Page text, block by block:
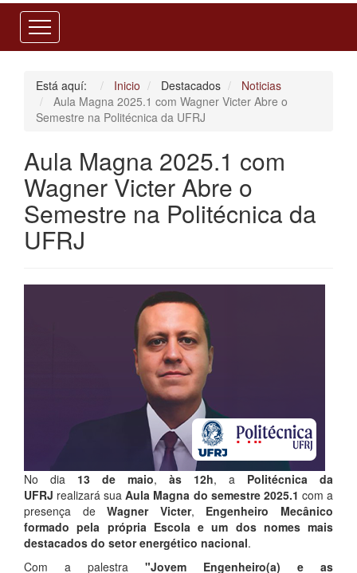
Está aquí: Inicio Destacados
Noticias
Aula Magna 2025.1 com Wagner Victer Abre o
Semestre na Politécnica da UFRJ
Aula Magna 2025.1 com
Wagner Victer Abre o
Semestre na Politécnica da
UFRJ
No dia 13 de maio, às 12h, a Politécnica da
UFRJ realizará suaAula Magna do semestre 2025.1 com a
presença deWagner Victer, Engenheiro Mecânico
formado pela própria Escola e um dos nomes mais
destacados do setor energético nacional.
Com a palestra "Jovem Engenheiro(a) e as